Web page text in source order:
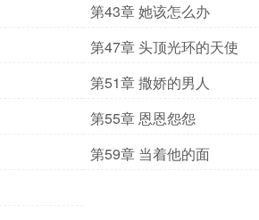
第43章 她该怎么办
第47章 头顶光环的天使
第51章 撒娇的男人
第55章 恩恩怨怨
第59章 当着他的面